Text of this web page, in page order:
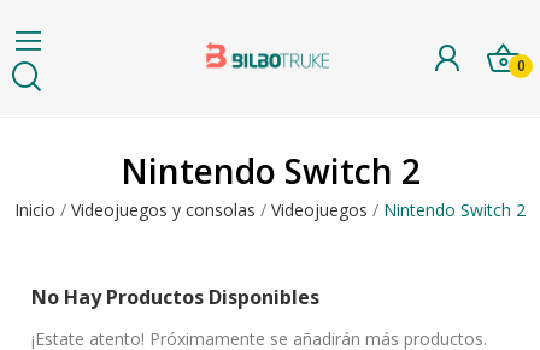
0
Nintendo Switch 2
Inicio Videojuegos y consolas Videojuegos Nintendo Switch 2
No Hay Productos Disponibles
¡Estate atento! Próximamente se añadirán más productos.